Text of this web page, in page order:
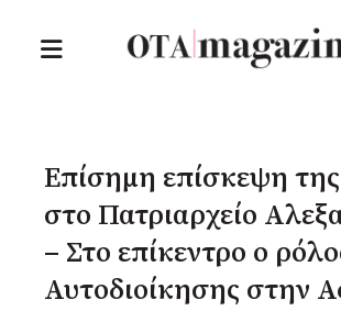
Επίσημη επίσκεψη
στο Πατριαρχείο
– Στο επίκεντρο ο
Αυτοδιοίκησης στην